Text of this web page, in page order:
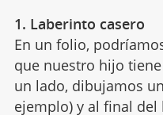
1. Laberinto casero
En un folio,
que nuestro hijo
un lado, dibujamos
ejemplo) y al final